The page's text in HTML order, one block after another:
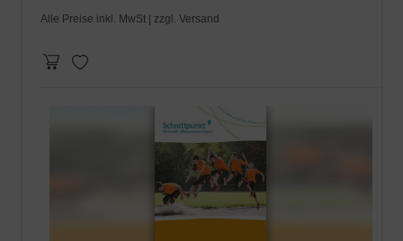
Alle Preise inkl. MwSt | zzgl. Versand